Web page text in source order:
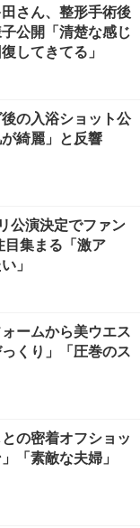
さん、整形手術後
公開「清楚な感じ
してきてる」
の入浴ショット公
綺麗」と反響
公演決定でファン
集まる「激ア
」
ームから美ウエス
くり」「圧巻のス
の密着オフショッ
「素敵な夫婦」